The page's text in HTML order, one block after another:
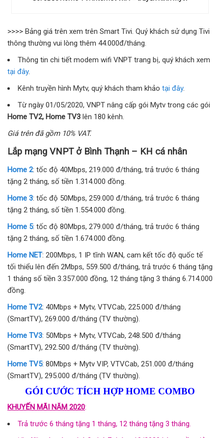
>>>> Bảng giá trên xem trên Smart Tivi. Quý khách sử dụng Tivi
thông thường vui lòng thêm 44.000đ/tháng.
Thông tin chi tiết modem wifi VNPT trang bị, quý khách xem
tại đây.
Kênh truyền hình Mytv, quý khách tham khảo tại đây.
Từ ngày 01/05/2020, VNPT nâng cấp gói Mytv trong các gói
Home TV2, Home TV3 lên 180 kênh.
Giá trên đã gồm 10% VAT.
Lắp mạng VNPT ở Bình Thạnh – KH cá nhân
Home 2: tốc độ 40Mbps, 219.000 đ/tháng, trả trước 6 tháng
tặng 2 tháng, số tiền 1.314.000 đồng.
Home 3: tốc độ 50Mbps, 259.000 đ/tháng, trả trước 6 tháng
tặng 2 tháng, số tiền 1.554.000 đồng.
Home 5: tốc độ 80Mbps, 279.000 đ/tháng, trả trước 6 tháng
tặng 2 tháng, số tiền 1.674.000 đồng.
Home NET: 200Mbps, 1 IP tĩnh WAN, cam kết tốc độ quốc tế
tối thiểu lên đến 2Mbps, 559.500 đ/tháng, trả trước 6 tháng tặng
1 tháng số tiền 3.357.000 đồng, 12 tháng tặng 3 tháng 6.714.000
đồng.
Home TV2: 40Mbps + Mytv, VTVCab, 225.000 đ/tháng
(SmartTV), 269.000 đ/tháng (TV thường).
Home TV3: 50Mbps + Mytv, VTVCab, 248.500 đ/tháng
(SmartTV), 292.500 đ/tháng (TV thường).
Home TV5: 80Mbps + Mytv VIP, VTVCab, 251.000 đ/tháng
(SmartTV), 295.000 đ/tháng (TV thường).
GÓI CƯỚC TÍCH HỢP HOME COMBO
KHUYẾN MÃI NĂM 2020:
Trả trước 6 tháng tặng 1 tháng, 12 tháng tặng 3 tháng.